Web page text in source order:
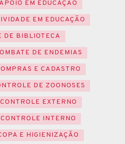
EM EDUCAÇÃO
EM EDUCAÇÃO
DE BIBLIOTECA
DE ENDEMIAS
E CADASTRO
DE ZOONOSES
EXTERNO
INTERNO
E HIGIENIZAÇÃO